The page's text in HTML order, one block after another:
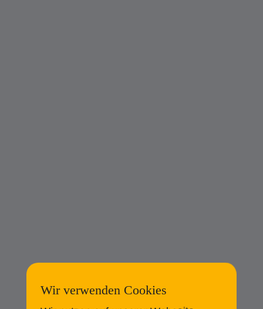
Wir verwenden Cookies